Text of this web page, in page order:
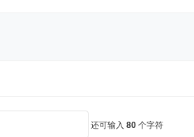
还可输入 80 个字符